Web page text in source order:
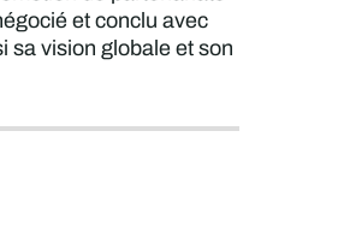
et conclu avec
sa vision globale et son